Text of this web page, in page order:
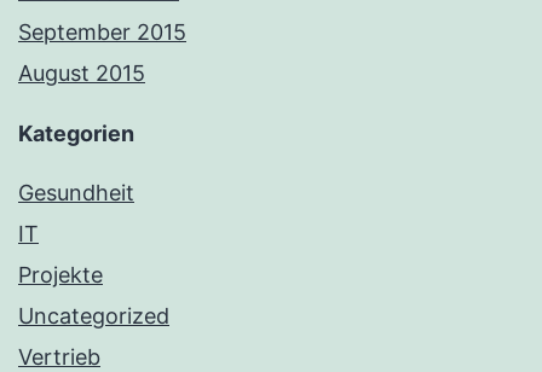
September 2015
August 2015
Kategorien
Gesundheit
IT
Projekte
Uncategorized
Vertrieb